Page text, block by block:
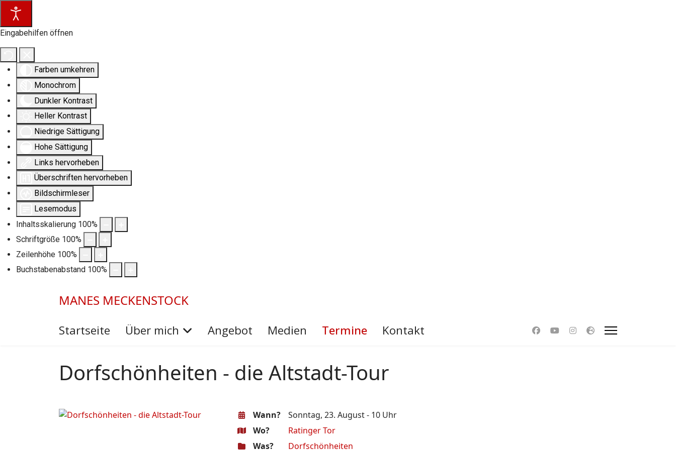
Eingabehilfen öffnen
Farben umkehren
Monochrom
Dunkler Kontrast
Heller Kontrast
Niedrige Sättigung
Hohe Sättigung
Links hervorheben
Überschriften hervorheben
Bildschirmleser
Lesemodus
Inhaltsskalierung 100%
Schriftgröße 100%
Zeilenhöhe 100%
Buchstabenabstand 100%
MANES MECKENSTOCK
Startseite Über mich Angebot Medien Termine Kontakt
Dorfschönheiten - die Altstadt-Tour
Wann?
Sonntag, 23. August - 10 Uhr
Wo?
Ratinger Tor
Was?
Dorfschönheiten